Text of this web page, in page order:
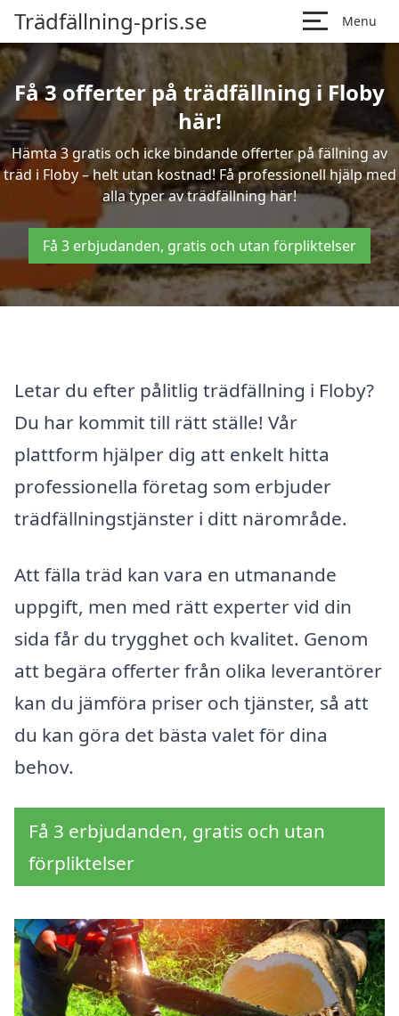
Trädfällning-pris.se Menu
Få 3 offerter på trädfällning i Floby
här!
Hämta 3 gratis och icke bindande offerter på fällning av
träd i Floby – helt utan kostnad! Få professionell hjälp med
alla typer av trädfällning här!
Få 3 erbjudanden, gratis och utan förpliktelser
Letar du efter pålitlig trädfällning i Floby?
Du har kommit till rätt ställe! Vår
plattform hjälper dig att enkelt hitta
professionella företag som erbjuder
trädfällningstjänster i ditt närområde.
Att fälla träd kan vara en utmanande
uppgift, men med rätt experter vid din
sida får du trygghet och kvalitet. Genom
att begära offerter från olika leverantörer
kan du jämföra priser och tjänster, så att
du kan göra det bästa valet för dina
behov.
Få 3 erbjudanden, gratis och utan
förpliktelser